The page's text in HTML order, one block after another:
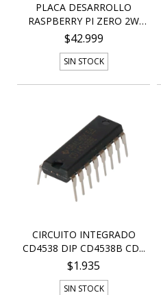
PLACA DESARROLLO
RASPBERRY PI ZERO 2W
RP...
$42.999
SIN STOCK
CIRCUITO INTEGRADO
CD4538 DIP CD4538B CD...
$1.935
SIN STOCK